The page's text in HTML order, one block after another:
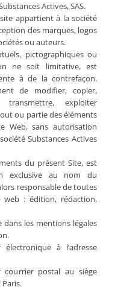
Actives, SAS.
appartient à la société
des marques, logos
ou auteurs.
pictographiques ou
ne soit limitative, est
à de la contrefaçon.
de modifier, copier,
transmettre, exploiter
ou partie des éléments
Web, sans autorisation
Substances Actives
du présent Site, est
exclusive au nom du
responsable de toutes
: édition, rédaction,
les mentions légales
à l’adresse
courrier postal au siège